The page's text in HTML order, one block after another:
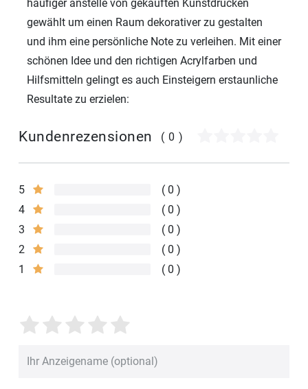
häufiger anstelle von gekauften Kunstdrucken
gewählt um einen Raum dekorativer zu gestalten
und ihm eine persönliche Note zu verleihen. Mit einer
schönen Idee und den richtigen Acrylfarben und
Hilfsmitteln gelingt es auch Einsteigern erstaunliche
Resultate zu erzielen:
Kundenrezensionen (0)
5
0
4
0
3
0
2
0
1
0